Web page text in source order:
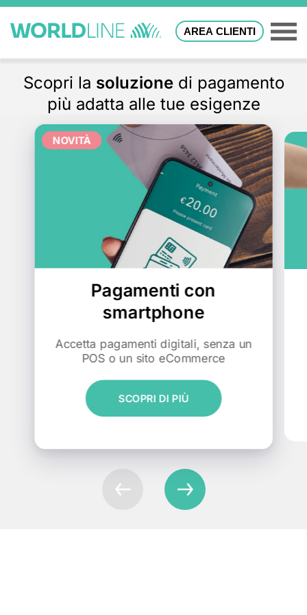
AREA CLIENTI
Scopri la soluzionedi pagamento
più adatta alle tue esigenze
NOVITÀ
Pagamenti con
smartphone
Accetta pagamenti digitali, senza un
POS o un sito eCommerce
SCOPRI DI PIÙ